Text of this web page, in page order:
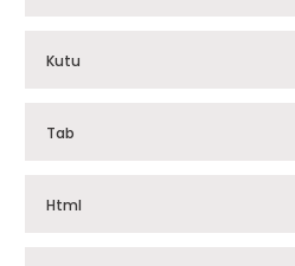
Kutu
Tab
Html